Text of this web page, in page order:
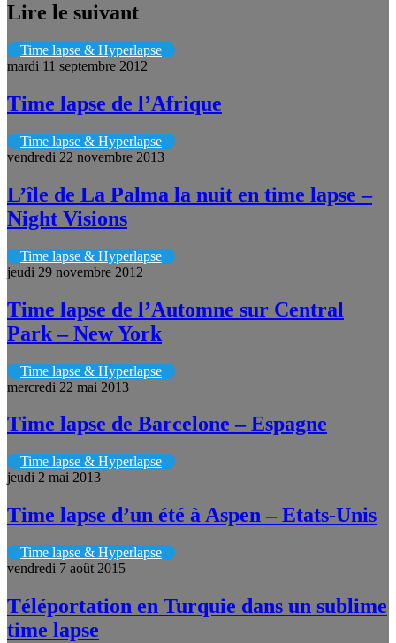
Lire le suivant
Time lapse & Hyperlapse
mardi 11 septembre 2012
Time lapse de l’Afrique
Time lapse & Hyperlapse
vendredi 22 novembre 2013
L’île de La Palma la nuit en time lapse –
Night Visions
Time lapse & Hyperlapse
jeudi 29 novembre 2012
Time lapse de l’Automne sur Central
Park – New York
Time lapse & Hyperlapse
mercredi 22 mai 2013
Time lapse de Barcelone – Espagne
Time lapse & Hyperlapse
jeudi 2 mai 2013
Time lapse d’un été à Aspen – Etats-Unis
Time lapse & Hyperlapse
vendredi 7 août 2015
Téléportation en Turquie dans un sublime
time lapse